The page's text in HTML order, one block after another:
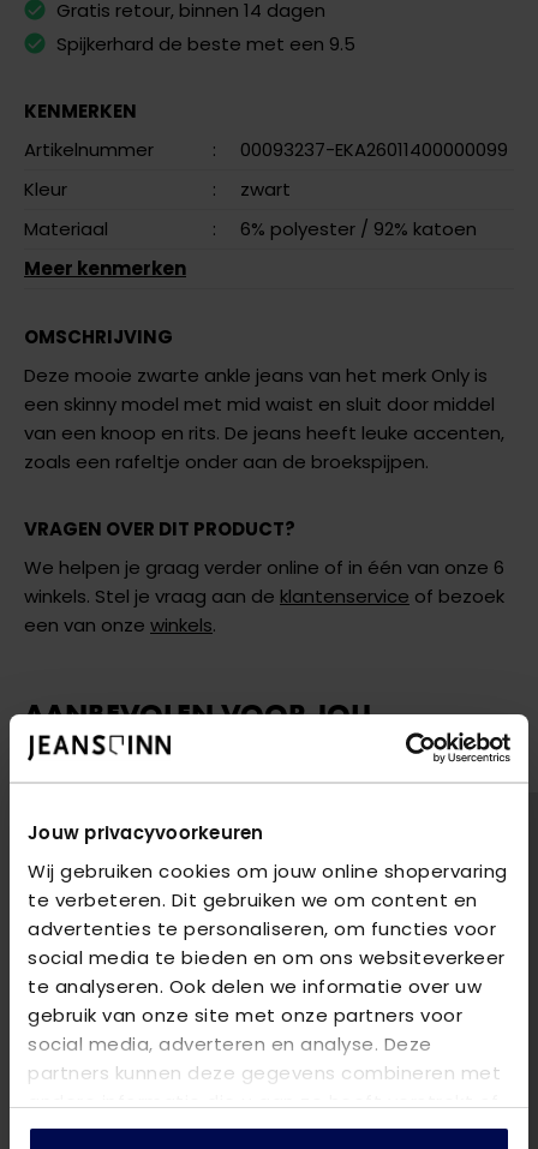
Jouw privacyvoorkeuren
Wij gebruiken cookies om jouw online shopervaring
te verbeteren. Dit gebruiken we om content en
advertenties te personaliseren, om functies voor
social media te bieden en om ons websiteverkeer
te analyseren. Ook delen we informatie over uw
gebruik van onze site met onze partners voor
social media, adverteren en analyse. Deze
partners kunnen deze gegevens combineren met
andere informatie die u aan ze heeft verstrekt of
die ze hebben verzameld op basis van uw gebruik
Gratis retour, binnen 14 dagen
Spijkerhard de beste met een 9.5
KENMERKEN
Artikelnummer
:
00093237-EKA26011400000099
Kleur
:
zwart
Materiaal
: 6% polyester / 92% katoen
Meer kenmerken
OMSCHRIJVING
Deze mooie zwarte ankle jeans van het merk Only is
een skinny model met mid waist en sluit door middel
van een knoop en rits. De jeans heeft leuke accenten,
zoals een rafeltje onder aan de broekspijpen.
VRAGEN OVER DIT PRODUCT?
We helpen je graag verder online of in één van onze 6
winkels. Stel je vraag aan de klantenservice of bezoek
een van onze winkels.
AANBEVOLEN VOOR JOU
Shop hier de meest recente jeans van Only